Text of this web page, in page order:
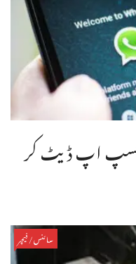
اپ ڈیٹ کر
سائنس/فیچر